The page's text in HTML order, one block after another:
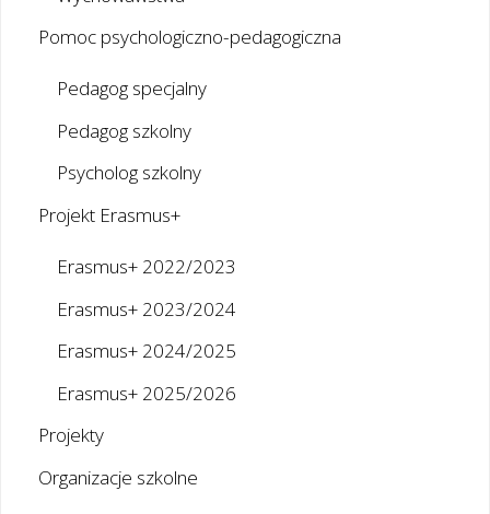
Pomoc psychologiczno-pedagogiczna
Pedagog specjalny
Pedagog szkolny
Psycholog szkolny
Projekt Erasmus+
Erasmus+ 2022/2023
Erasmus+ 2023/2024
Erasmus+ 2024/2025
Erasmus+ 2025/2026
Projekty
Organizacje szkolne